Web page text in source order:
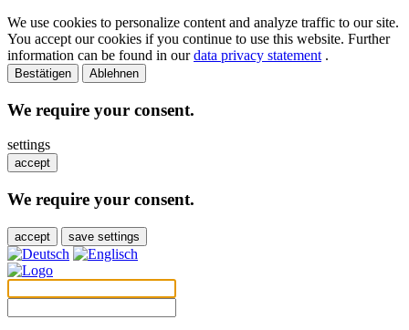
We use cookies to personalize content and analyze traffic to our site.
You accept our cookies if you continue to use this website. Further
information can be found in ourdata privacy statement .
Bestätigen Ablehnen
We require your consent.
settings
accept
We require your consent.
accept save settings